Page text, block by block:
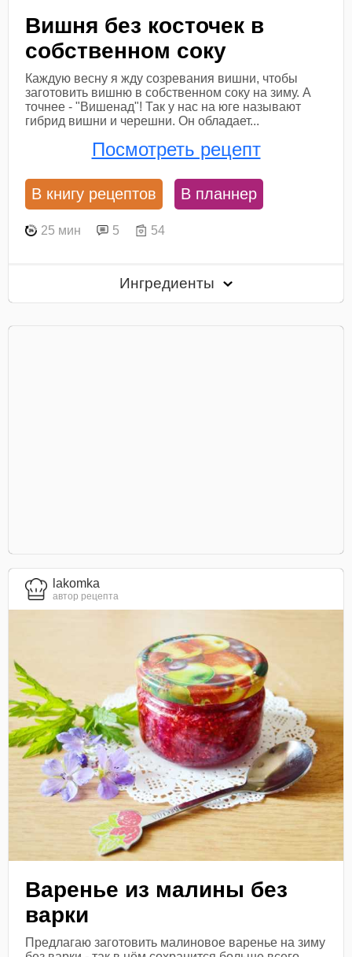
Вишня без косточек в
собственном соку
Каждую весну я жду созревания вишни, чтобы
заготовить вишню в собственном соку на зиму. А
точнее - "Вишенад"! Так у нас на юге называют
гибрид вишни и черешни. Он обладает...
Посмотреть рецепт
В книгу рецептов В планнер
25 мин 5 54
Ингредиенты
lakomka
автор рецепта
Варенье из малины без
варки
Предлагаю заготовить малиновое варенье на зиму